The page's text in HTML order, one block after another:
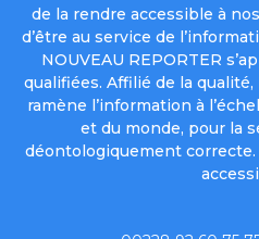
de la rendre accessible à
d’être au service de
NOUVEAU REPORTER
qualifiées. Affilié de la qualité,
ramène l’information à
et du monde, pour la
déontologiquement correcte.